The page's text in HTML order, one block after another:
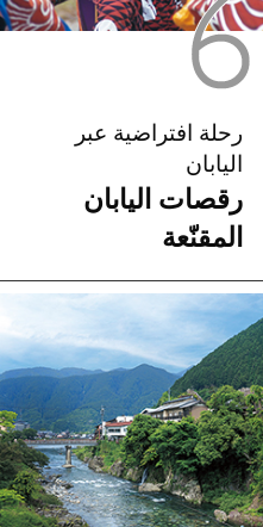
رحلة افتراضية عبر
اليابان
رقصات اليابان
المقنّعة